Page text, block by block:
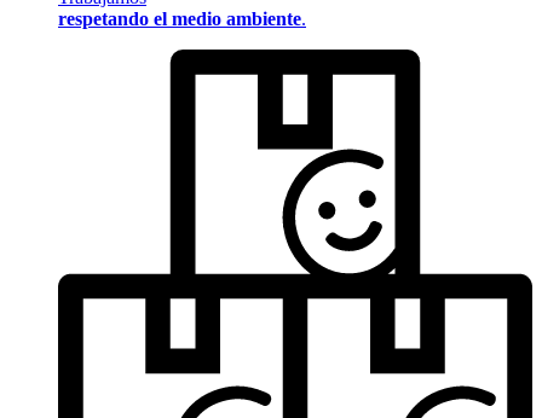
respetando el medio ambiente.